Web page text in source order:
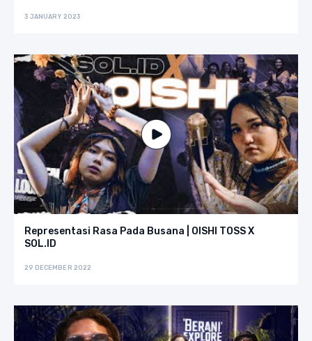
3 JANUARY 2023
Representasi Rasa Pada Busana | OISHI TOSS X
SOL.ID
29 DECEMBER 2022